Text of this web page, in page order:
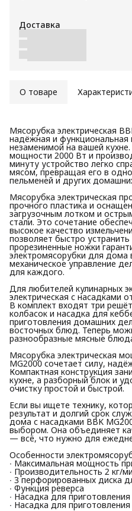
Доставка
О товаре
Мясорубка электрическая
надёжная и
незаменимой на вашей
мощности 2000 Вт и
минуту устройство легко
мясом, превращая его в
пельменей и других
Мясорубка электрическая
прочного пластика и
загрузочным лотком и
стали. Это сочетание
высокое качество
позволяет быстро
прорезиненные ножки
электромясорубки для
механическое управление
для каждого.
Для любителей кулинарных
электрическая с насадками
В комплект входят три
колбасок и насадка для
приготовления домашних
восточных блюд. Теперь
разнообразные мясные
Мясорубка электрическая
MG2000 сочетает силу,
Компактная конструкция
кухне, а разборный блок и
очистку простой и быстрой.
Если вы ищете технику,
результат и долгий срок
дома с насадками BBK
выбором. Она объединяет
— всё, что нужно для
Особенности
∙ Максимальная мощность
∙ Производительность 2 кг/
∙ 3 перфорированных диска
∙ Функция реверса
∙ Насадка для
∙ Насадка для